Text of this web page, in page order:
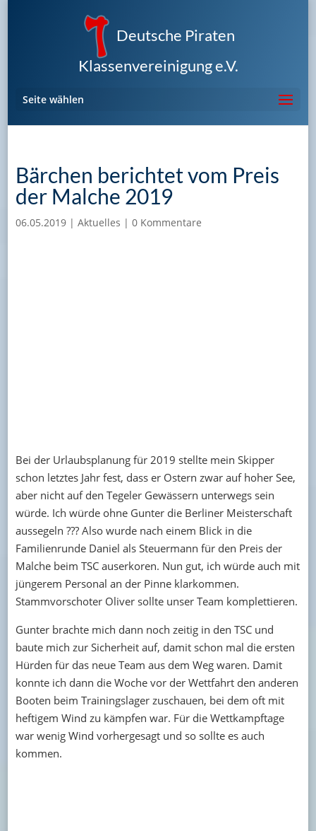
Deutsche Piraten
Klassenvereinigung e.V.
Seite wählen
Bärchen berichtet vom Preis
der Malche 2019
06.05.2019| Aktuelles | 0 Kommentare
Bei der Urlaubsplanung für 2019 stellte mein Skipper
schon letztes Jahr fest, dass er Ostern zwar auf hoher See,
aber nicht auf den Tegeler Gewässern unterwegs sein
würde. Ich würde ohne Gunter die Berliner Meisterschaft
aussegeln ??? Also wurde nach einem Blick in die
Familienrunde Daniel als Steuermann für den Preis der
Malche beim TSC auserkoren. Nun gut, ich würde auch mit
jüngerem Personal an der Pinne klarkommen.
Stammvorschoter Oliver sollte unser Team komplettieren.
Gunter brachte mich dann noch zeitig in den TSC und
baute mich zur Sicherheit auf, damit schon mal die ersten
Hürden für das neue Team aus dem Weg waren. Damit
konnte ich dann die Woche vor der Wettfahrt den anderen
Booten beim Trainingslager zuschauen, bei dem oft mit
heftigem Wind zu kämpfen war. Für die Wettkampftage
war wenig Wind vorhergesagt und so sollte es auch
kommen.